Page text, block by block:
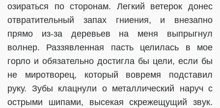
озираться по сторонам. Легкий ветерок донес
отвратительный запах гниения, и внезапно
прямо из-за деревьев на меня выпрыгнул
волнер. Раззявленная пасть целилась в мое
горло и обязательно достигла бы цели, если бы
не миротворец, который вовремя подставил
руку. Зубы клацнули о металлический наруч с
острыми шипами, высекая скрежещущий звук.